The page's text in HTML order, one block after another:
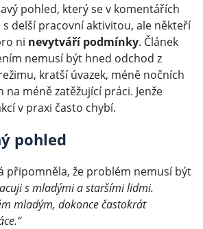
pohled, který se v komentářích
delší pracovní aktivitou, ale někteří
ni nevytváří podmínky. Článek
nemusí být hned odchod z
kratší úvazek, méně nočních
méně zatěžující práci. Jenže
v praxi často chybí.
pohled
připomněla, že problém nemusí být
s mladými a staršími lidmi.
mladým, dokonce častokrát